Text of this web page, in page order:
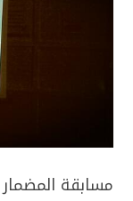
مسابقة المضمار